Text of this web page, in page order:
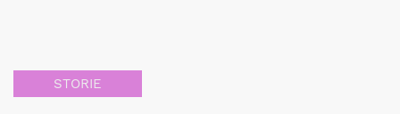
STORIE